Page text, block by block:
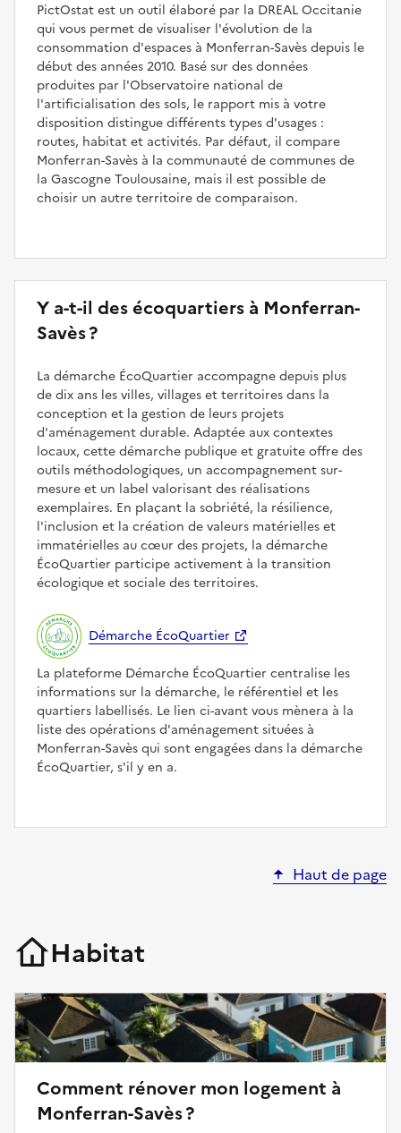
PictOstat est un outil élaboré par la DREAL Occitanie
qui vous permet de visualiser l'évolution de la
consommation d'espaces à Monferran-Savès depuis le
début des années 2010. Basé sur des données
produites par l'Observatoire national de
l'artificialisation des sols, le rapport mis à votre
disposition distingue différents types d'usages :
routes, habitat et activités. Par défaut, il compare
Monferran-Savès à la communauté de communes de
la Gascogne Toulousaine, mais il est possible de
choisir un autre territoire de comparaison.
Y a-t-il des écoquartiers à Monferran-
Savès ?
La démarche ÉcoQuartier accompagne depuis plus
de dix ans les villes, villages et territoires dans la
conception et la gestion de leurs projets
d'aménagement durable. Adaptée aux contextes
locaux, cette démarche publique et gratuite offre des
outils méthodologiques, un accompagnement sur-
mesure et un label valorisant des réalisations
exemplaires. En plaçant la sobriété, la résilience,
l'inclusion et la création de valeurs matérielles et
immatérielles au cœur des projets, la démarche
ÉcoQuartier participe activement à la transition
écologique et sociale des territoires.
Démarche ÉcoQuartier
La plateforme Démarche ÉcoQuartier centralise les
informations sur la démarche, le référentiel et les
quartiers labellisés. Le lien ci-avant vous mènera à la
liste des opérations d'aménagement situées à
Monferran-Savès qui sont engagées dans la démarche
ÉcoQuartier, s'il y en a.
Haut de page
Habitat
Comment rénover mon logement à
Monferran-Savès ?